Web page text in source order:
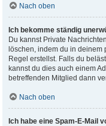
Nach oben
Ich bekomme ständig
Du kannst Private
löschen, indem du in
Regel erstellst. Falls du
kannst du dies auch einem
betreffenden Mitglied dann
Nach oben
Ich habe eine Spam-E-Mail